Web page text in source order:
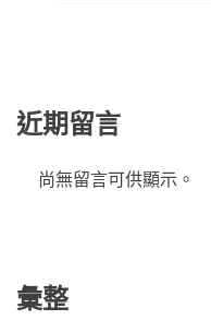
近期留言
尚無留言可供顯示。
彙整